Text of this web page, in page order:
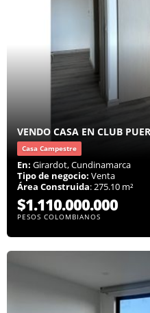
VENDO CASA EN CLUB
Casa Campestre
En: Girardot, Cundinamarca
Tipo de negocio: Venta
Área Construida: 275.10 m²
$1.110.000.000
PESOS COLOMBIANOS